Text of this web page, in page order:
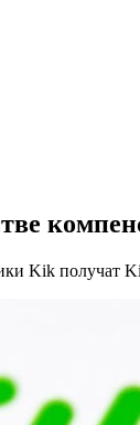
Kik получат